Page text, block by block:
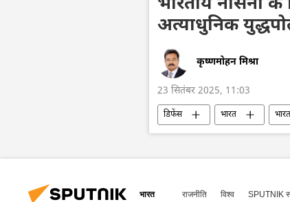
भारतीय नौसेना
अत्याधुनिक
कृष्णमोहन मिश्रा
23 सितंबर 2025, 11:03
डिफेंस भारत
बड़े एंटी-सबमरीन जहाज
भारत राजनीति विश्व SPUTNIK